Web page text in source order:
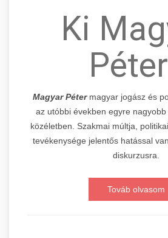
Ki
Péter
Magyar Pétermagyar jogász és
az utóbbi években egyre
közéletben. Szakmai múltja,
tevékenysége jelentős hatással
diskurzusra.
Továb olvasom